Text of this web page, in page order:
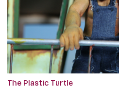
The Plastic Turtle